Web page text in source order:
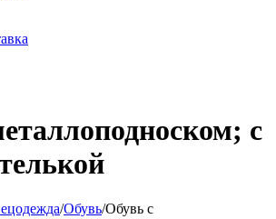
с
/Обувь/Обувь с